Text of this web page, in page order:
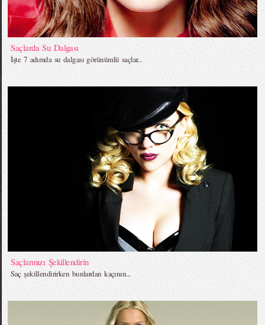
Saçlarda Su Dalgası
İşte 7 adımda su dalgası görünümlü saçlar...
Saçlarınızı Şekillendirin
Saç şekillendirirken bunlardan kaçının...